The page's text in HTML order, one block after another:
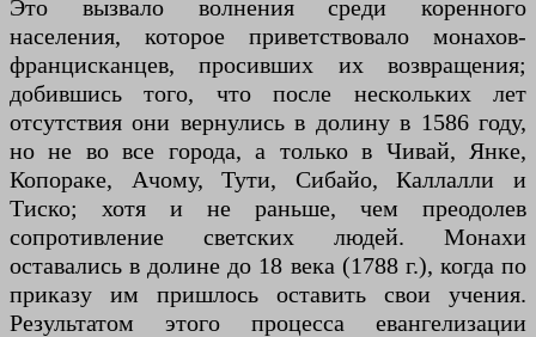
Это вызвало волнения среди коренного
населения, которое приветствовало монахов-
францисканцев, просивших их возвращения;
добившись того, что после нескольких лет
отсутствия они вернулись в долину в 1586 году,
но не во все города, а только в Чивай, Янке,
Копораке, Ачому, Тути, Сибайо, Каллалли и
Тиско; хотя и не раньше, чем преодолев
сопротивление светских людей. Монахи
оставались в долине до 18 века (1788 г.), когда по
приказу им пришлось оставить свои учения.
Результатом этого процесса евангелизации